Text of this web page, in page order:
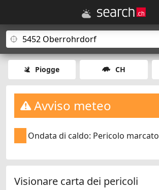
Piogge CH
Avviso meteo
Ondata di caldo: Pericolo marcato
Visionare carta dei pericoli